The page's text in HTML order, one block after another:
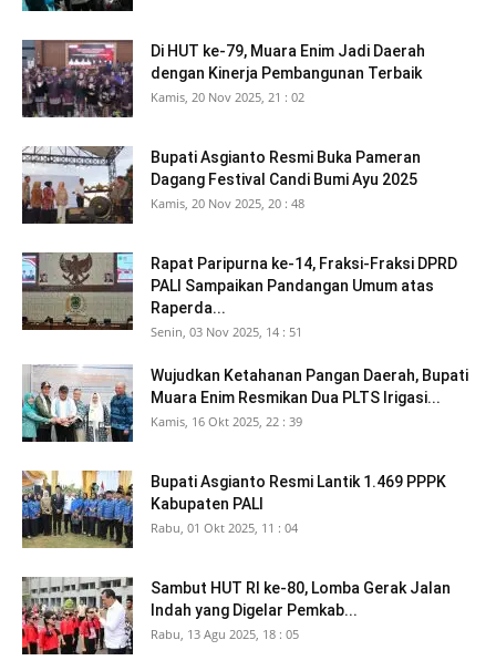
Di HUT ke-79, Muara Enim Jadi Daerah
dengan Kinerja Pembangunan Terbaik
Kamis, 20 Nov 2025, 21 : 02
Bupati Asgianto Resmi Buka Pameran
Dagang Festival Candi Bumi Ayu 2025
Kamis, 20 Nov 2025, 20 : 48
Rapat Paripurna ke-14, Fraksi-Fraksi DPRD
PALI Sampaikan Pandangan Umum atas
Raperda...
Senin, 03 Nov 2025, 14 : 51
Wujudkan Ketahanan Pangan Daerah, Bupati
Muara Enim Resmikan Dua PLTS Irigasi...
Kamis, 16 Okt 2025, 22 : 39
Bupati Asgianto Resmi Lantik 1.469 PPPK
Kabupaten PALI
Rabu, 01 Okt 2025, 11 : 04
Sambut HUT RI ke-80, Lomba Gerak Jalan
Indah yang Digelar Pemkab...
Rabu, 13 Agu 2025, 18 : 05